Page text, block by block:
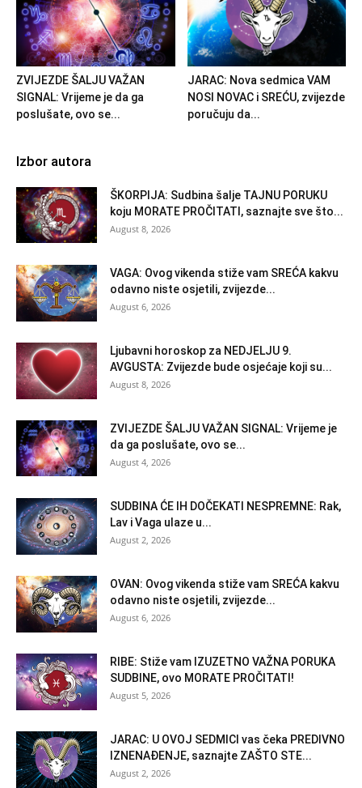
ZVIJEZDE ŠALJU VAŽAN
SIGNAL: Vrijeme je da ga
poslušate, ovo se...
JARAC: Nova sedmica VAM
NOSI NOVAC i SREĆU, zvijezde
poručuju da...
Izbor autora
ŠKORPIJA: Sudbina šalje TAJNU PORUKU
koju MORATE PROČITATI, saznajte sve što...
August 8, 2026
VAGA: Ovog vikenda stiže vam SREĆA kakvu
odavno niste osjetili, zvijezde...
August 6, 2026
Ljubavni horoskop za NEDJELJU 9.
AVGUSTA: Zvijezde bude osjećaje koji su...
August 8, 2026
ZVIJEZDE ŠALJU VAŽAN SIGNAL: Vrijeme je
da ga poslušate, ovo se...
August 4, 2026
SUDBINA ĆE IH DOČEKATI NESPREMNE: Rak,
Lav i Vaga ulaze u...
August 2, 2026
OVAN: Ovog vikenda stiže vam SREĆA kakvu
odavno niste osjetili, zvijezde...
August 6, 2026
RIBE: Stiže vam IZUZETNO VAŽNA PORUKA
SUDBINE, ovo MORATE PROČITATI!
August 5, 2026
JARAC: U OVOJ SEDMICI vas čeka PREDIVNO
IZNENAĐENJE, saznajte ZAŠTO STE...
August 2, 2026